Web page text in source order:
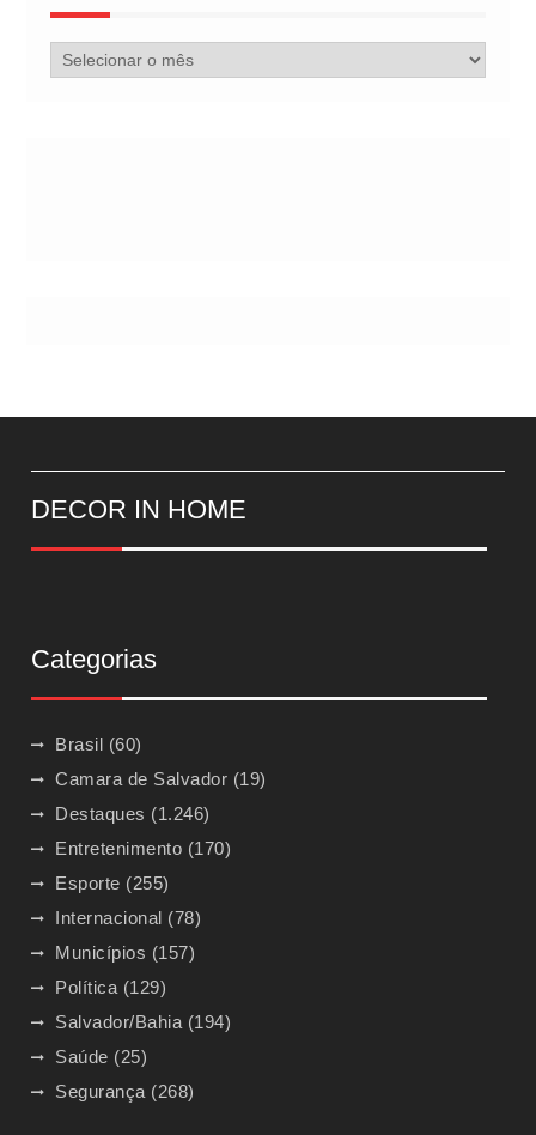
Arquivo
de
DECOR IN HOME
Categorias
Brasil (60)
Camara de Salvador (19)
Destaques (1.246)
Entretenimento (170)
Esporte (255)
Internacional (78)
Municípios (157)
Política (129)
Salvador/Bahia (194)
Saúde (25)
Segurança (268)